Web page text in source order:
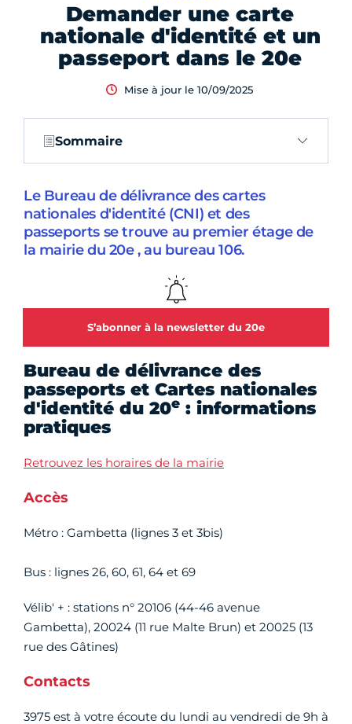
Demander une carte
nationale d'identité et un
passeport dans le 20e
Mise à jour le 10/09/2025
Sommaire
Le Bureau de délivrance des cartes
nationales d'identité (CNI) et des
passeports se trouve au premier étage de
la mairie du 20e , au bureau 106.
S’abonner à la newsletter du 20e
Bureau de délivrance des
passeports et Cartes nationales
d'identité du 20e : informations
pratiques
Retrouvez les horaires de la mairie
Accès
Métro : Gambetta (lignes 3 et 3bis)
Bus : lignes 26, 60, 61, 64 et 69
Vélib' + : stations n° 20106 (44-46 avenue
Gambetta), 20024 (11 rue Malte Brun) et 20025 (13
rue des Gâtines)
Contacts
3975 est à votre écoute du lundi au vendredi de 9h à